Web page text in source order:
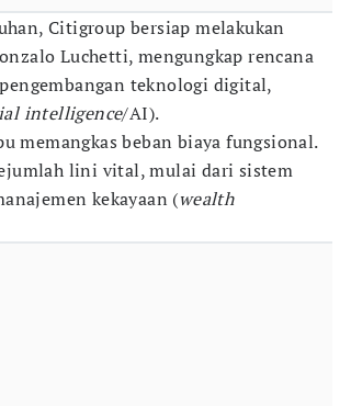
Citigroup bersiap melakukan
Luchetti, mengungkap rencana
teknologi digital,
intelligence/AI).
memangkas beban biaya fungsional.
lini vital, mulai dari sistem
kekayaan (wealth